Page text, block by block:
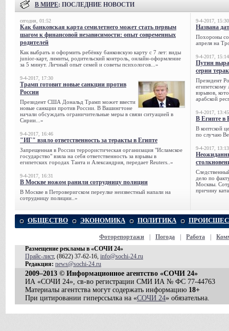
В МИРЕ: ПОСЛЕДНИЕ НОВОСТИ
сегодня, 01:52
Как банковская карта семилетнего может стать первым
шагом к финансовой независимости: опыт современных
родителей
Как выбрать и оформить ребёнку банковскую карту с 7 лет: виды
junior-карт, лимиты, родительский контроль, онлайн-оформление
за 5 минут. Личный опыт семей и советы психологов...»
9-4-2017, 17:30
Трамп готовит новые санкции против
России
Президент США Дональд Трамп может ввести
новые санкции против России. В Вашингтоне
начали обсуждать ограничительные меры в связи ситуацией в
Сирии...»
9-4-2017, 16:46
"ИГ" взяло ответственность за теракты в Египте
Запрещенная в России террористическая организация "Исламское
государство" взяла на себя ответственность за взрывы в
египетских городах Танта и Александрия, передает Reuters..»
9-4-2017, 16:31
В Москве ножом ранили сотрудницу полиции
В Москве в Петроверигском переулке неизвестный напали на
сотрудницу полиции..»
9-4-2017, 15:30
Названа
Похороны
апреля на
9-4-2017, 15:14
Путин
серии
Президент
египетскому
взрывов,
арабской
9-4-2017, 13:45
В Египте в
В коптской
по случаю
9-4-2017, 13:13
дело по
Москвы.
причину
ОБЩЕСТВО ЭКОНОМИКА ПОЛИТИКА
Фоторепортажи Погода Работа
Размещение рекламы в «СОЧИ 24»
Прайс-лист, (8622) 37-62-16, info@sochi-24.ru
Редакция: news@sochi-24.ru
2009–2013 © Информационное агентство «СОЧИ 24»
ИА «СОЧИ 24», св-во регистрации СМИ ИА № ФС 77-44763
Материалы агентства могут содержать информацию 18+
При цитировании гиперссылка на «СОЧИ 24» обязательна.